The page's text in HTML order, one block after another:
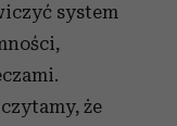
system
że